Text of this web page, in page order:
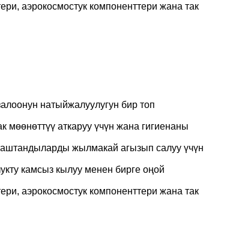
аэрокосмостук компоненттери жана так
натыйжалуулугун бир топ
мөөнөттүү аткаруу үчүн жана гигиенаны
жылмакай агызып салуу үчүн
камсыз кылуу менен бирге оңой
аэрокосмостук компоненттери жана так